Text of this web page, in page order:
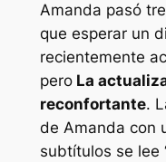
Amanda pasó
que esperar un
recientemente
peroLa
reconfortante.
de Amanda con
subtítulos se lee